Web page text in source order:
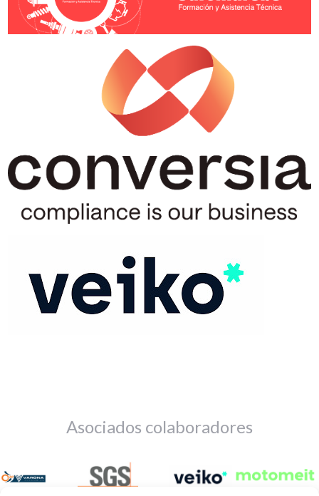
Asociados colaboradores